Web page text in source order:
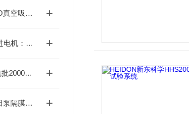
日本福乐FLUORO真空吸笔在微型元件安装中的优势与应用
日本NPM永磁步进电机：精准控制专家，突破空间限制-成都藤田科技提供
ASA好帮手螺丝电批2000转刷电批：无尘车间/千万次刹车的工业神器
日本YAMADA山田泵隔膜泵 G25系列：耐久高效，持久稳定